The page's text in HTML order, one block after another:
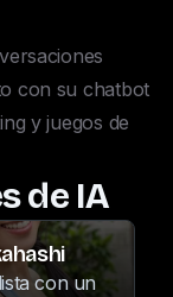
con su chatbot
y juegos de
de IA
con un